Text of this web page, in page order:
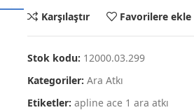
Karşılaştır Favorilere ekle
Stok kodu: 12000.03.299
Kategoriler: Ara Atkı
Etiketler: apline ace 1 ara atkı